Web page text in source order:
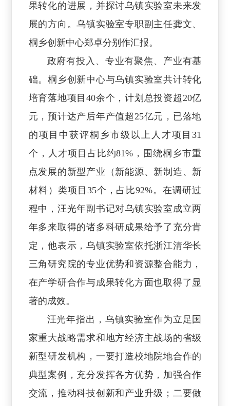
果转化的进展，并探讨乌镇实验室未来发
展的方向。乌镇实验室专职副主任龚文、
桐乡创新中心郑卓分别作汇报。
政府有投入、专业有聚焦、产业有基
础。桐乡创新中心与乌镇实验室共计转化
培育落地项目40余个，计划总投资超20亿
元，预计达产后年产值超25亿元，已落地
的项目中获评桐乡市级以上人才项目31
个，人才项目占比约81%，围绕桐乡市重
点发展的新型产业（新能源、新制造、新
材料）类项目35个，占比92%。在调研过
程中，汪光年副书记对乌镇实验室成立两
年多来取得的诸多科研成果给予了充分肯
定，他表示，乌镇实验室依托浙江清华长
三角研究院的专业优势和资源整合能力，
在产学研合作与成果转化方面也取得了显
著的成效。
汪光年指出，乌镇实验室作为立足国
家重大战略需求和地方经济主战场的省级
新型研发机构，一要打造校地院地合作的
典型案例，充分发挥各方优势，加强合作
交流，推动科技创新和产业升级；二要做